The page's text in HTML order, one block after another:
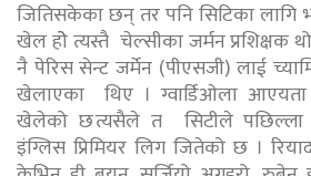
जितिसकेका छन् तर पनि सिटिका
खेल होे त्यस्तै चेल्सीका जर्मन प्रशिक्षक
नै पेरिस सेन्ट जर्मेन (पीएसजी) लाई
खेलाएका थिए । ग्वार्डिओला
खेलेको छ त्यसैले त सिटीले पछिल्ला
इंग्लिस प्रिमियर लिग जितेको छ ।